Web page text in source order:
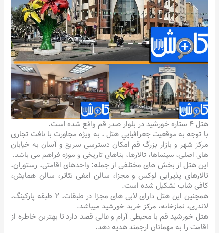
هتل ۴ ستاره خورشید در بلوار صدر قم واقع شده است.
با توجه به موقعیت جغرافيايي هتل ، به ویژه مجاورت با بافت تجاری
مرکز شهر و بازار بزرگ قم امکان دسترسی سریع و آسان به خیابان
های اصلی، سینماها، تالارها، بناهای تاریخی و موزه فراهم می باشد.
این هتل از بخش های مختلفی از جمله: واحدهای اقامتی، رستوران،
تالارهای پذیرایی لوکس و مجزا، سالن امفی تئاتر، سالن همایش،
کافی شاب تشکیل شده است.
همچنین این هتل دارای لابی های مجزا در طبقات، ۲ طبقه پارکینگ،
لاندری، نمازخانه، مرکز خرید خورشید میباشد.
هتل خورشید قم با محیطی آرام و عالی قصد دارد تا بهترین خاطره از
اقامت را به مهمانان ارجمند هدیه دهد.